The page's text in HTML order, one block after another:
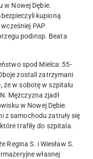
w Nowej Dębie.
kupioną
PAP
podinsp. Beata
spod Mielca: 55-
zostali zatrzymani
że w sobotę w szpitalu
Mężczyzna zjadł
w Nowej Dębie.
z samochodu zatruły się
trafiły do szpitala.
Regina S. i Wiesław S.
własnej